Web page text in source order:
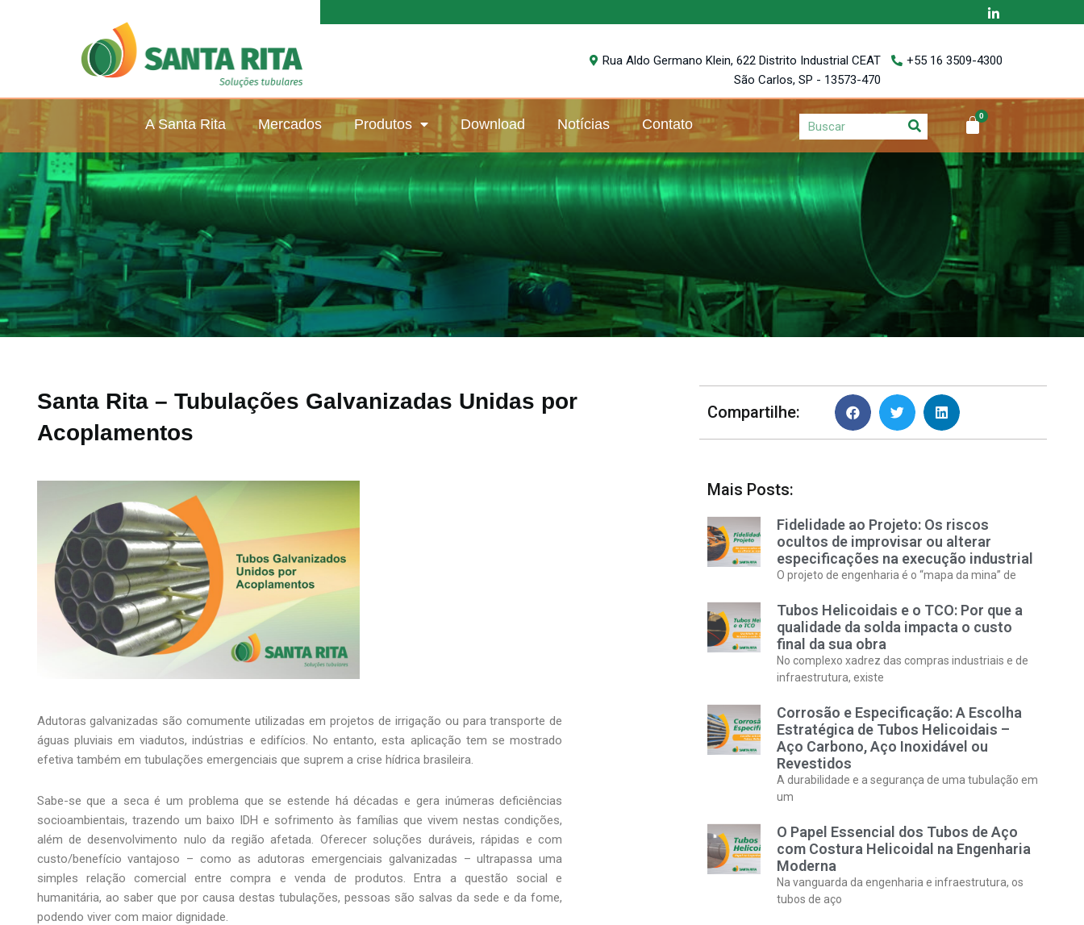
Rua Aldo Germano Klein, 622 Distrito Industrial CEAT
São Carlos, SP - 13573-470
+55 16 3509-4300
A Santa Rita Mercados Produtos Download Notícias Contato
Santa Rita – Tubulações Galvanizadas Unidas por
Acoplamentos
Adutoras galvanizadas são comumente utilizadas em projetos de irrigação ou para transporte de
águas pluviais em viadutos, indústrias e edifícios. No entanto, esta aplicação tem se mostrado
efetiva também em tubulações emergenciais que suprem a crise hídrica brasileira.
Sabe-se que a seca é um problema que se estende há décadas e gera inúmeras deficiências
socioambientais, trazendo um baixo IDH e sofrimento às famílias que vivem nestas condições,
além de desenvolvimento nulo da região afetada. Oferecer soluções duráveis, rápidas e com
custo/benefício vantajoso – como as adutoras emergenciais galvanizadas – ultrapassa uma
simples relação comercial entre compra e venda de produtos. Entra a questão social e
humanitária, ao saber que por causa destas tubulações, pessoas são salvas da sede e da fome,
podendo viver com maior dignidade.
Compartilhe:
Mais Posts:
Fidelidade ao Projeto: Os riscos
ocultos de improvisar ou alterar
especificações na execução industrial
O projeto de engenharia é o “mapa da mina” de
Tubos Helicoidais e o TCO: Por que a
qualidade da solda impacta o custo
final da sua obra
No complexo xadrez das compras industriais e de
infraestrutura, existe
Corrosão e Especificação: A Escolha
Estratégica de Tubos Helicoidais –
Aço Carbono, Aço Inoxidável ou
Revestidos
A durabilidade e a segurança de uma tubulação em
um
O Papel Essencial dos Tubos de Aço
com Costura Helicoidal na Engenharia
Moderna
Na vanguarda da engenharia e infraestrutura, os
tubos de aço